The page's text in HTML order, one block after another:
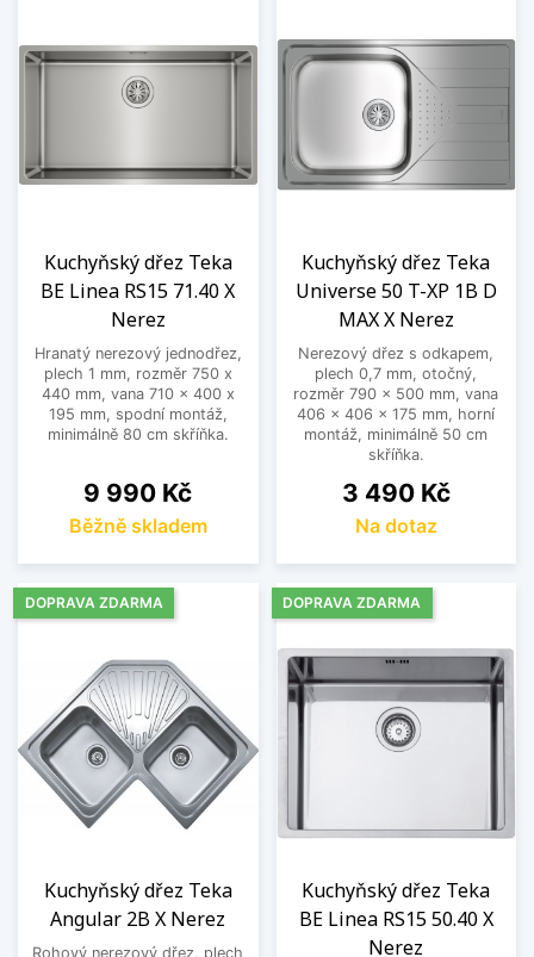
Kuchyňský dřez Teka
BE Linea RS15 71.40 X
Nerez
Hranatý nerezový jednodřez,
plech 1 mm, rozměr 750 x
440 mm, vana 710 x 400 x
195 mm, spodní montáž,
minimálně 80 cm skříňka.
Cena
9 990 Kč
Běžně skladem
Kuchyňský dřez Teka
Universe 50 T-XP 1B D
MAX X Nerez
Nerezový dřez s odkapem,
plech 0,7 mm, otočný,
rozměr 790 x 500 mm, vana
406 x 406 x 175 mm, horní
montáž, minimálně 50 cm
skříňka.
Cena
3 490 Kč
Na dotaz
Kuchyňský dřez Teka
Angular 2B X Nerez
Rohový nerezový dřez, plech
DOPRAVA ZDARMA
Kuchyňský dřez Teka
BE Linea RS15 50.40 X
Nerez
DOPRAVA ZDARMA